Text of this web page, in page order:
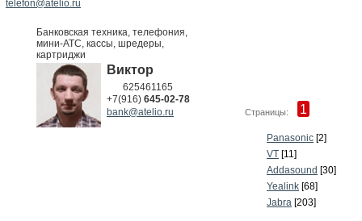
telefon@atelio.ru
Банковская техника, телефония,
мини-АТС, кассы, шредеры,
картриджи
Виктор
625461165
+7(916) 645-02-78
bank@atelio.ru
Страницы: 1
Panasonic [2]
VT [11]
Addasound [30]
Yealink [68]
Jabra [203]